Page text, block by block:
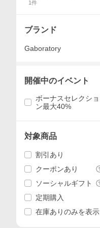
アパレル
1件
ブランド
Gaboratory
開催中のイベント
ボーナスセレクショ
ン最大40%
対象商品
割引あり
クーポンあり
ソーシャルギフト
定期購入
在庫ありのみを表示